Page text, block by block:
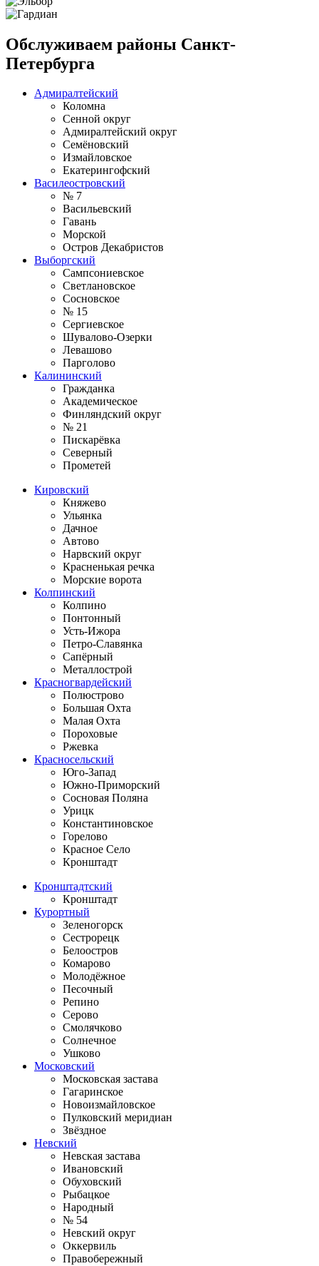
Обслуживаем районы Санкт-
Петербурга
Адмиралтейский
Коломна
Сенной округ
Адмиралтейский округ
Семёновский
Измайловское
Екатерингофский
Василеостровский
№ 7
Васильевский
Гавань
Морской
Остров Декабристов
Выборгский
Сампсониевское
Светлановское
Сосновское
№ 15
Сергиевское
Шувалово-Озерки
Левашово
Парголово
Калининский
Гражданка
Академическое
Финляндский округ
№ 21
Пискарёвка
Северный
Прометей
Кировский
Княжево
Ульянка
Дачное
Автово
Нарвский округ
Красненькая речка
Морские ворота
Колпинский
Колпино
Понтонный
Усть-Ижора
Петро-Славянка
Сапёрный
Металлострой
Красногвардейский
Полюстрово
Большая Охта
Малая Охта
Пороховые
Ржевка
Красносельский
Юго-Запад
Южно-Приморский
Сосновая Поляна
Урицк
Константиновское
Горелово
Красное Село
Кронштадт
Кронштадтский
Кронштадт
Курортный
Зеленогорск
Сестрорецк
Белоостров
Комарово
Молодёжное
Песочный
Репино
Серово
Смолячково
Солнечное
Ушково
Московский
Московская застава
Гагаринское
Новоизмайловское
Пулковский меридиан
Звёздное
Невский
Невская застава
Ивановский
Обуховский
Рыбацкое
Народный
№ 54
Невский округ
Оккервиль
Правобережный